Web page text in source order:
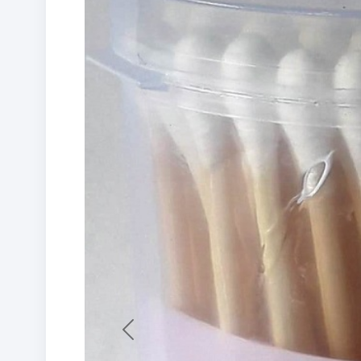
Previous